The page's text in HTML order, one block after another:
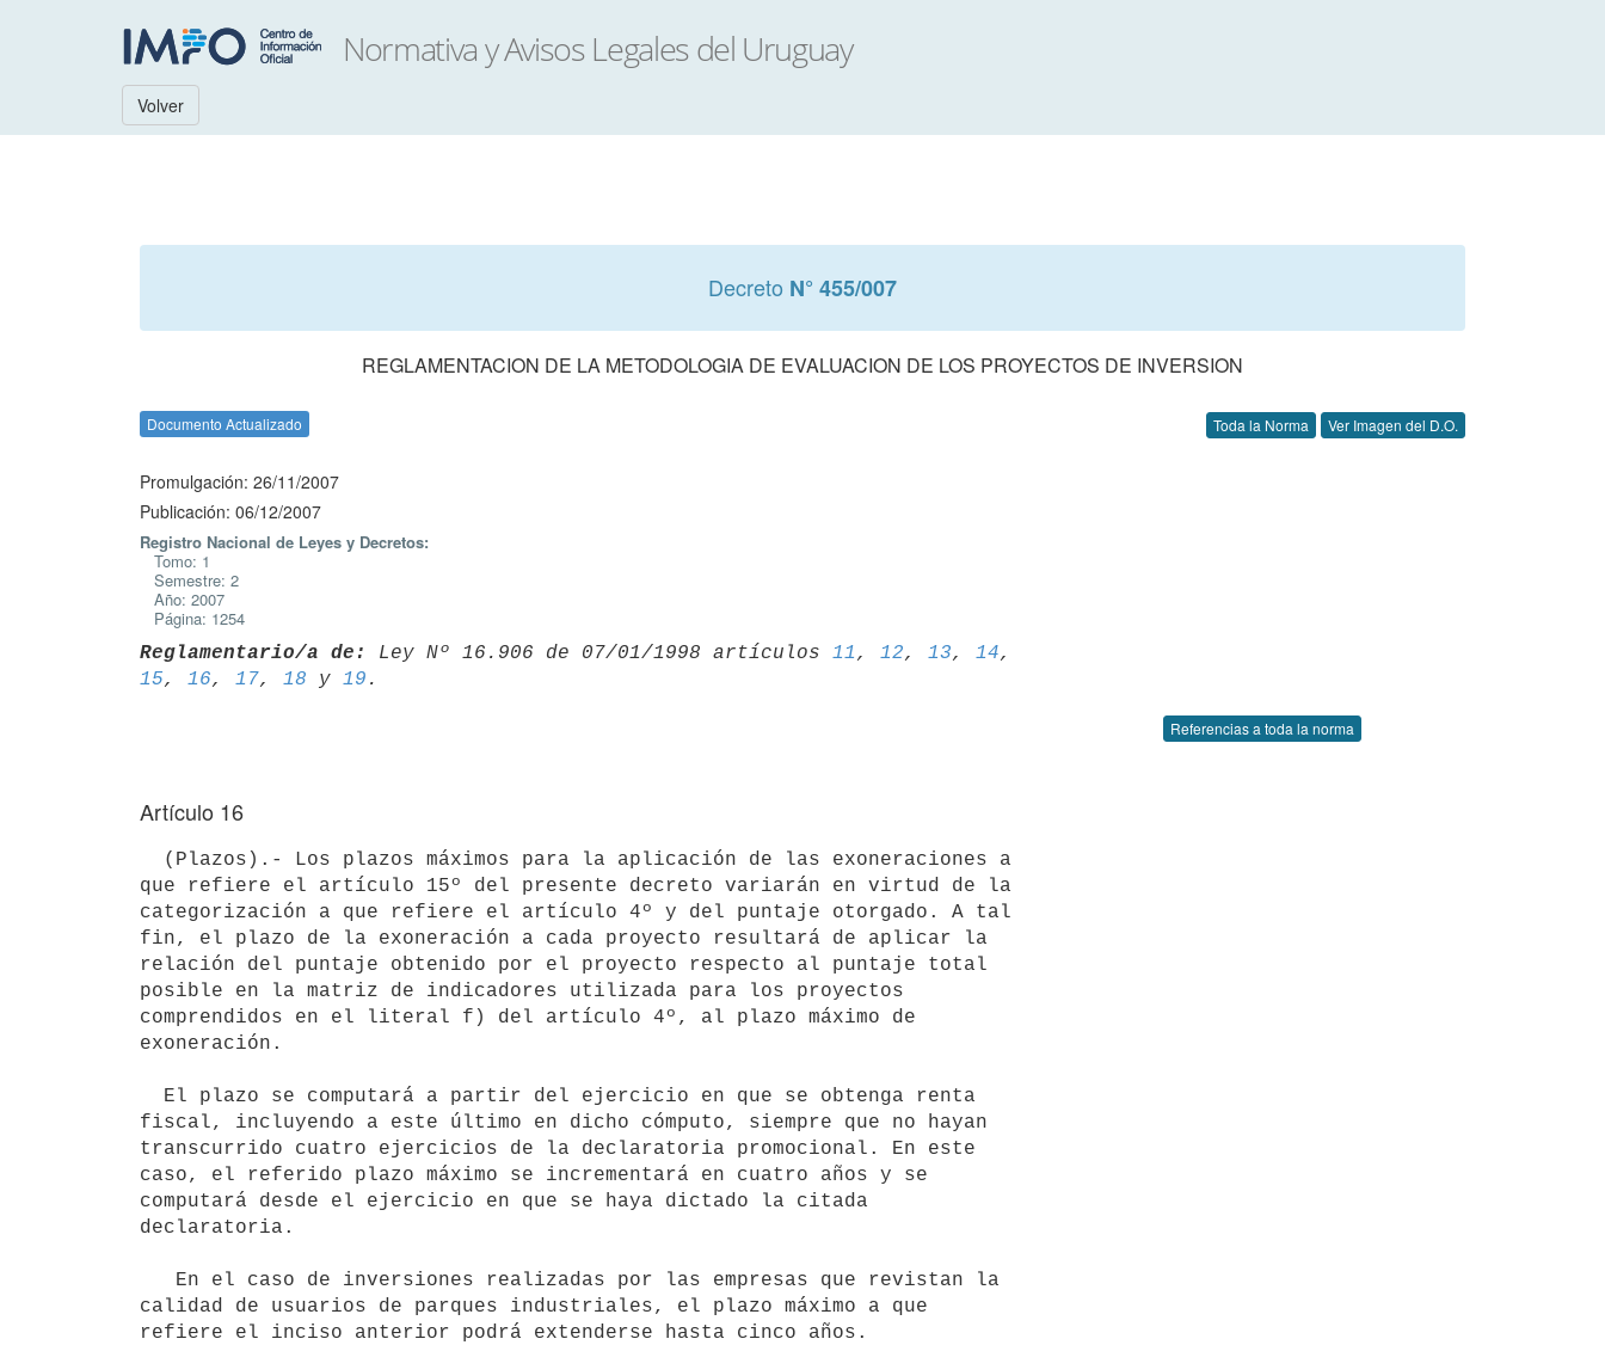
Volver
Decreto N° 455/007
REGLAMENTACION DE LA METODOLOGIA DE EVALUACION DE LOS PROYECTOS DE INVERSION
Documento Actualizado Toda la Norma Ver Imagen del D.O.
Promulgación: 26/11/2007
Publicación: 06/12/2007
Registro Nacional de Leyes y Decretos:
Tomo: 1
Semestre: 2
Año: 2007
Página: 1254
Reglamentario/a de: Ley Nº 16.906 de 07/01/1998 artículos 11 , 12, 13, 14
15, 16, 17, 18 y 19
Referencias a toda la norma
Artículo 16
que refiere el artículo 15º del presente decreto variarán en virtud de la
categorización a que refiere el artículo 4º y del puntaje otorgado. A tal
fin, el plazo de la exoneración a cada proyecto resultará de aplicar la
relación del puntaje obtenido por el proyecto respecto al puntaje total
posible en la matriz de indicadores utilizada para los proyectos
comprendidos en el literal f) del artículo 4º, al plazo máximo de
exoneración.
fiscal, incluyendo a este último en dicho cómputo, siempre que no hayan
transcurrido cuatro ejercicios de la declaratoria promocional. En este
caso, el referido plazo máximo se incrementará en cuatro años y se
computará desde el ejercicio en que se haya dictado la citada
declaratoria.
calidad de usuarios de parques industriales, el plazo máximo a que
refiere el inciso anterior podrá extenderse hasta cinco años.